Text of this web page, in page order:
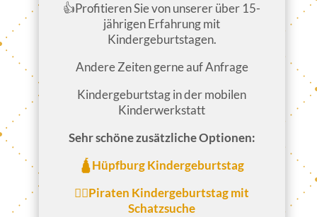
👍Profitieren Sie von unserer über 15-
jährigen Erfahrung mit
Kindergeburtstagen.
Andere Zeiten gerne auf Anfrage
Kindergeburtstag in der mobilen
Kinderwerkstatt
Sehr schöne zusätzliche Optionen:
🛕Hüpfburg Kindergeburtstag
🏴‍☠️Piraten Kindergeburtstag mit
Schatzsuche